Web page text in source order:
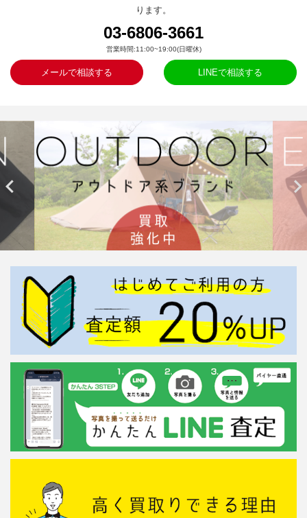
ります。
03-6806-3661
営業時間:11:00~19:00(日曜休)
メールで相談する LINEで相談する
 